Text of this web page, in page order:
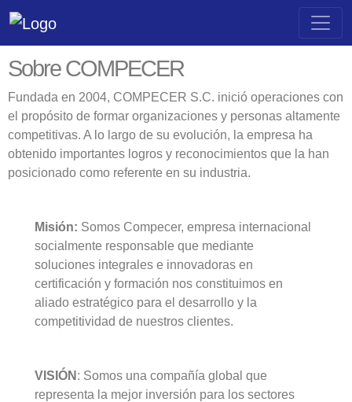
Sobre COMPECER
Fundada en 2004, COMPECER S.C. inició operaciones con
el propósito de formar organizaciones y personas altamente
competitivas. A lo largo de su evolución, la empresa ha
obtenido importantes logros y reconocimientos que la han
posicionado como referente en su industria.
Misión: Somos Compecer, empresa internacional
socialmente responsable que mediante
soluciones integrales e innovadoras en
certificación y formación nos constituimos en
aliado estratégico para el desarrollo y la
competitividad de nuestros clientes.
VISIÓN : Somos una compañía global que
representa la mejor inversión para los sectores